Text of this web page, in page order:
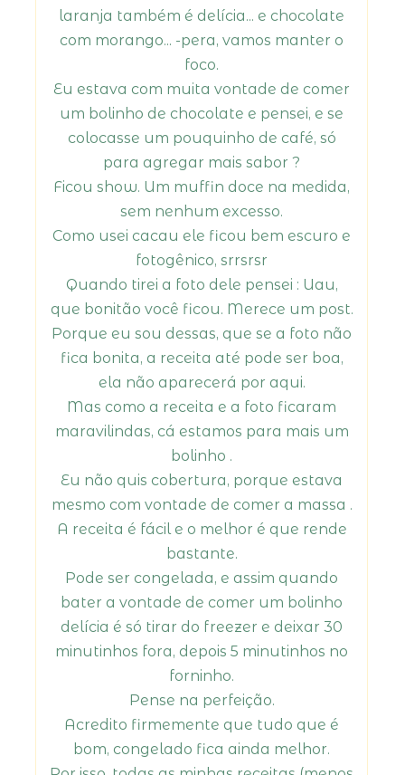
laranja também é delícia... e chocolate
com morango... -pera, vamos manter o
foco.
Eu estava com muita vontade de comer
um bolinho de chocolate e pensei, e se
colocasse um pouquinho de café, só
para agregar mais sabor ?
Ficou show. Um muffin doce na medida,
sem nenhum excesso.
Como usei cacau ele ficou bem escuro e
fotogênico, srrsrsr
Quando tirei a foto dele pensei : Uau,
que bonitão você ficou. Merece um post.
Porque eu sou dessas, que se a foto não
fica bonita, a receita até pode ser boa,
ela não aparecerá por aqui.
Mas como a receita e a foto ficaram
maravilindas, cá estamos para mais um
bolinho .
Eu não quis cobertura, porque estava
mesmo com vontade de comer a massa .
A receita é fácil e o melhor é que rende
bastante.
Pode ser congelada, e assim quando
bater a vontade de comer um bolinho
delícia é só tirar do freezer e deixar 30
minutinhos fora, depois 5 minutinhos no
forninho.
Pense na perfeição.
Acredito firmemente que tudo que é
bom, congelado fica ainda melhor.